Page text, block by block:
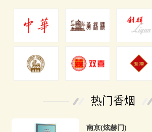
热门香烟
南京(炫赫门)